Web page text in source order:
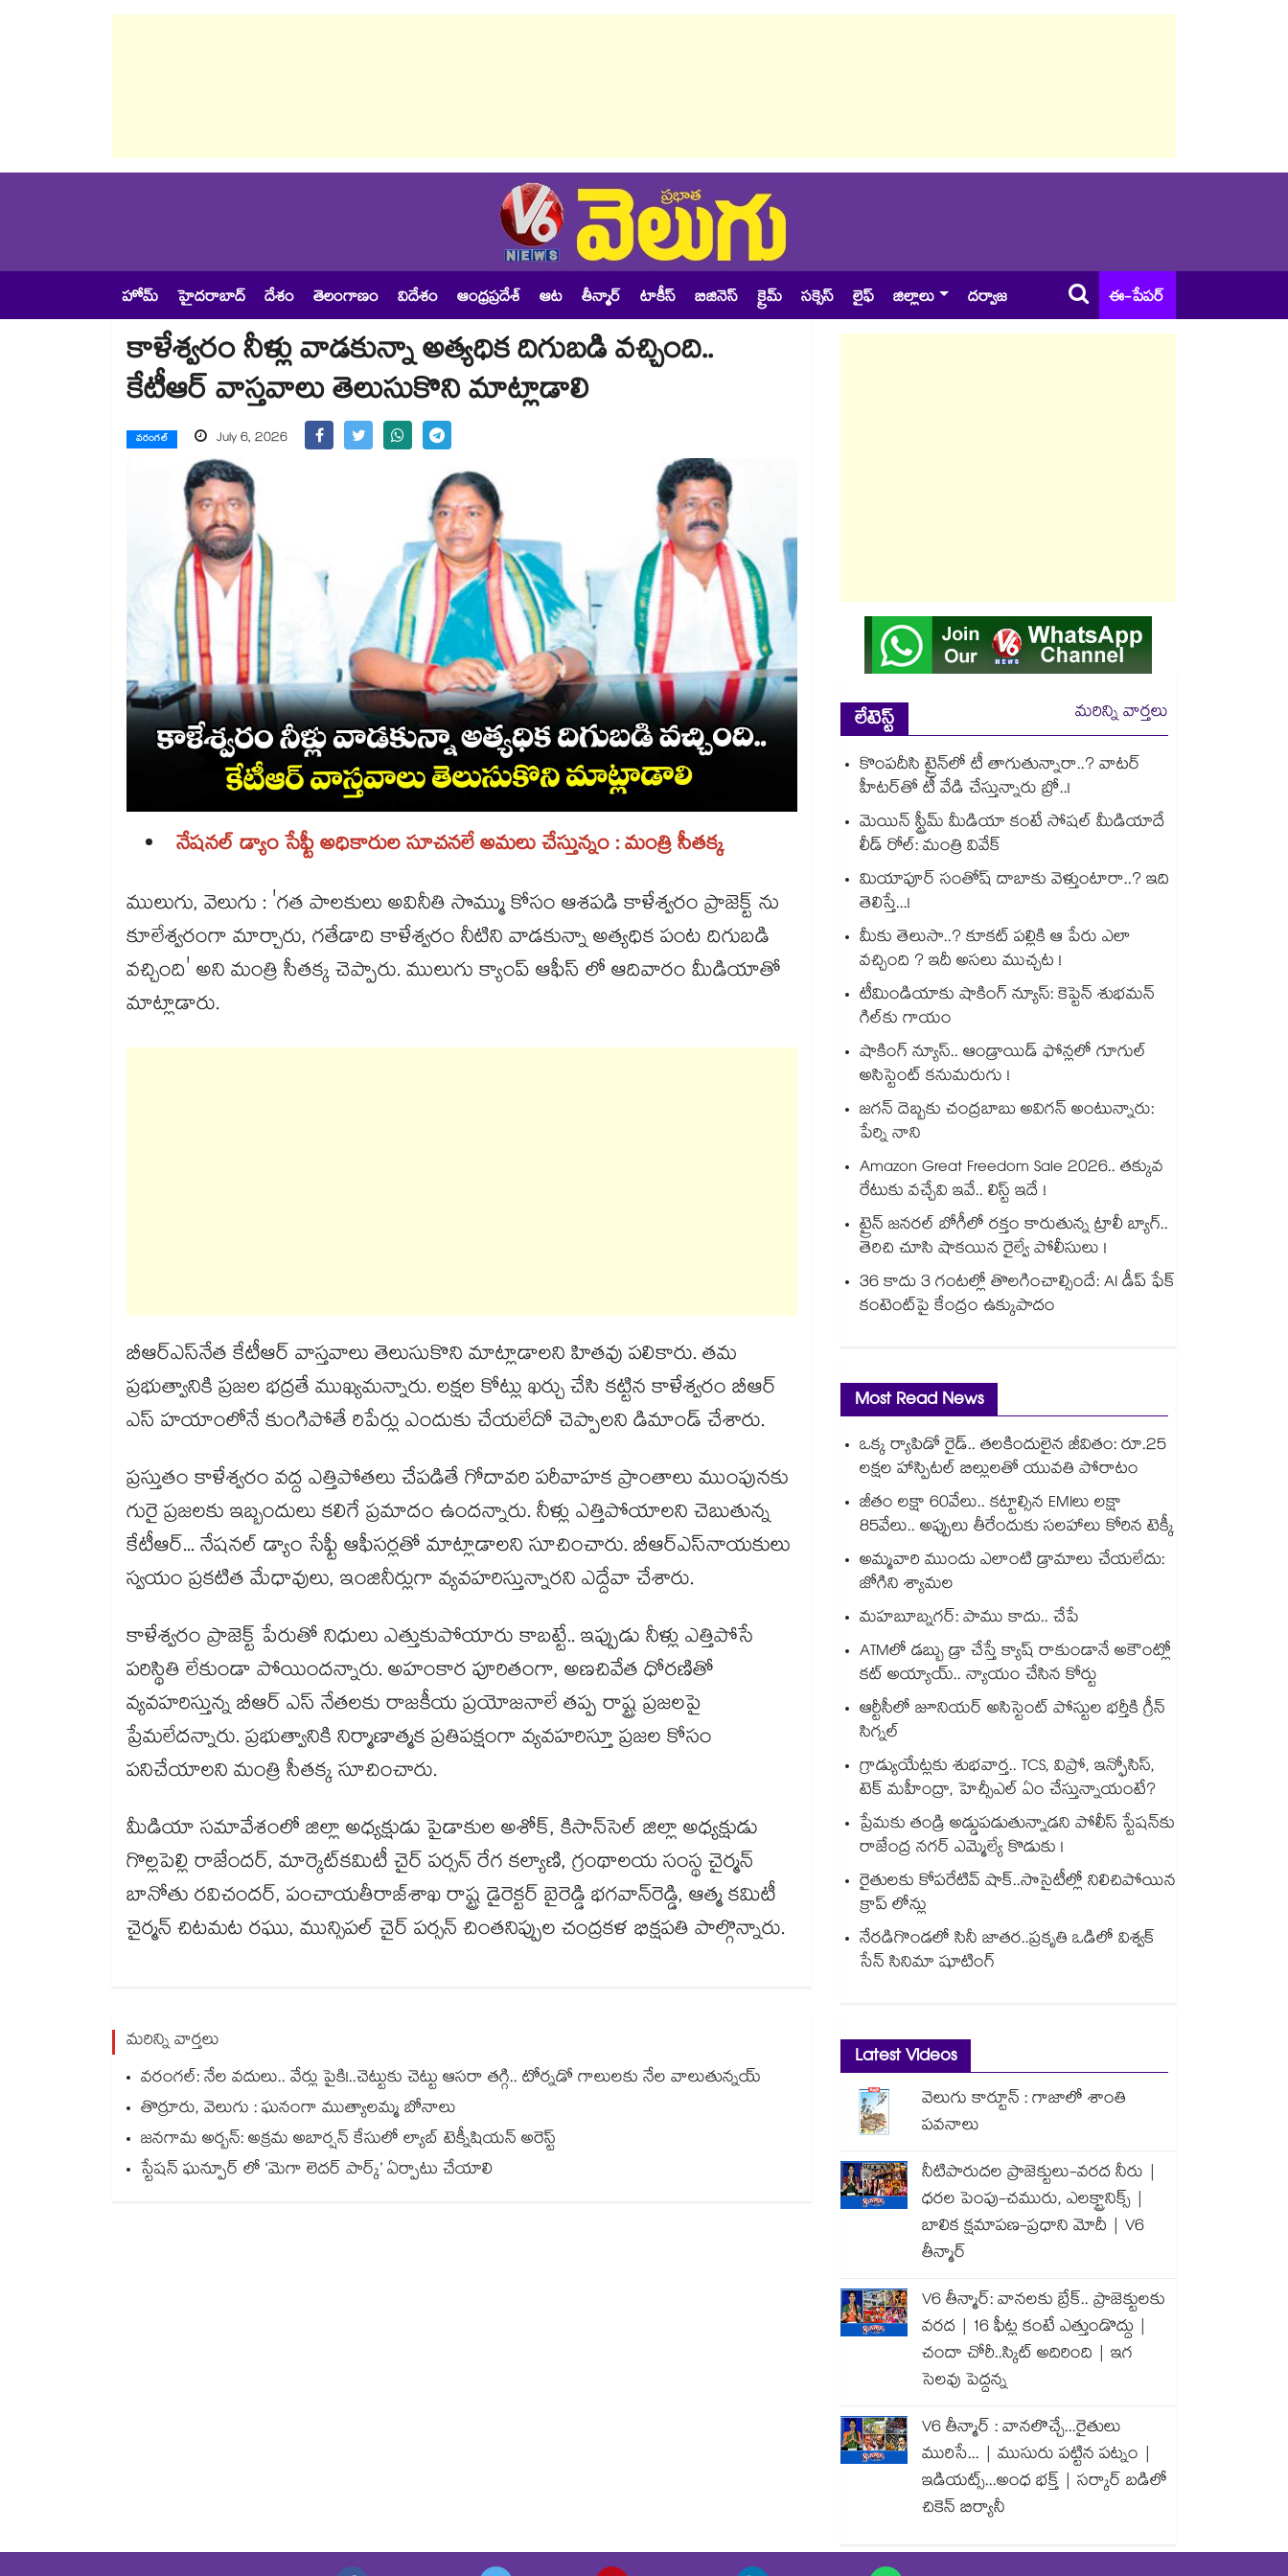
హోమ్ హైదరాబాద్ దేశం తెలంగాణం విదేశం ఆంధ్రప్రదేశ్ ఆట తీన్మార్ టాకీస్ బిజినెస్ క్రైమ్ సక్సెస్ లైఫ్ జిల్లాలు దర్వాజ ఈ-పేపర్
కాళేశ్వరం నీళ్లు వాడకున్నా అత్యధిక దిగుబడి వచ్చింది..
కేటీఆర్ వాస్తవాలు తెలుసుకొని మాట్లాడాలి
వరంగల్ July 6, 2026
నేషనల్​ డ్యాం సేఫ్టీ అధికారుల సూచనలే అమలు చేస్తున్నం : మంత్రి సీతక్క
ములుగు, వెలుగు : 'గత పాలకులు అవినీతి సొమ్ము కోసం ఆశపడి కాళేశ్వరం ప్రాజెక్ట్ ను
కూలేశ్వరంగా మార్చారు, గతేడాది కాళేశ్వరం నీటిని వాడకున్నా అత్యధిక పంట దిగుబడి
వచ్చింది' అని మంత్రి సీతక్క చెప్పారు. ములుగు క్యాంప్ ఆఫీస్ లో ఆదివారం మీడియాతో
మాట్లాడారు.
బీఆర్​ఎస్​నేత కేటీఆర్ వాస్తవాలు తెలుసుకొని మాట్లాడాలని హితవు పలికారు. తమ
ప్రభుత్వానికి ప్రజల భద్రతే ముఖ్యమన్నారు. లక్షల కోట్లు ఖర్చు చేసి కట్టిన కాళేశ్వరం బీఆర్
ఎస్ హయాంలోనే కుంగిపోతే రిపేర్లు ఎందుకు చేయలేదో చెప్పాలని డిమాండ్ చేశారు.
ప్రస్తుతం కాళేశ్వరం వద్ద ఎత్తిపోతలు చేపడితే గోదావరి పరీవాహక ప్రాంతాలు ముంపునకు
గురై ప్రజలకు ఇబ్బందులు కలిగే ప్రమాదం ఉందన్నారు. నీళ్లు ఎత్తిపోయాలని చెబుతున్న
కేటీఆర్... నేషనల్ డ్యాం సేఫ్టీ ఆఫీసర్లతో మాట్లాడాలని సూచించారు. బీఆర్​ఎస్​నాయకులు
స్వయం ప్రకటిత మేధావులు, ఇంజినీర్లుగా వ్యవహరిస్తున్నారని ఎద్దేవా చేశారు.
కాళేశ్వరం ప్రాజెక్ట్ పేరుతో నిధులు ఎత్తుకుపోయారు కాబట్టే.. ఇప్పుడు నీళ్లు ఎత్తిపోసే
పరిస్థితి లేకుండా పోయిందన్నారు. అహంకార పూరితంగా, అణచివేత ధోరణితో
వ్యవహరిస్తున్న బీఆర్ ఎస్ నేతలకు రాజకీయ ప్రయోజనాలే తప్ప రాష్ట్ర ప్రజలపై
ప్రేమలేదన్నారు. ప్రభుత్వానికి నిర్మాణాత్మక ప్రతిపక్షంగా వ్యవహరిస్తూ ప్రజల కోసం
పనిచేయాలని మంత్రి సీతక్క సూచించారు.
మీడియా సమావేశంలో జిల్లా అధ్యక్షుడు పైడాకుల అశోక్​, కిసాన్​సెల్ జిల్లా అధ్యక్షుడు
గొల్లపెల్లి రాజేందర్, మార్కెట్​కమిటీ చైర్ పర్సన్ రేగ కల్యాణి, గ్రంథాలయ సంస్థ చైర్మన్
బానోతు రవిచందర్, పంచాయతీరాజ్​శాఖ రాష్ట్ర డైరెక్టర్ బైరెడ్డి భగవాన్​రెడ్డి, ఆత్మ కమిటీ
చైర్మన్ చిటమట రఘు, మున్సిపల్ చైర్ పర్సన్ చింతనిప్పుల చంద్రకళ భిక్షపతి పాల్గొన్నారు.
మరిన్ని వార్తలు
వరంగల్‍: నేల వదులు.. వేర్లు పైకి!..చెట్టుకు చెట్టు ఆసరా తగ్గి.. టోర్నడో గాలులకు నేల వాలుతున్నయ్
తొర్రూరు, వెలుగు : ఘనంగా ముత్యాలమ్మ బోనాలు
జనగామ అర్బన్: అక్రమ అబార్షన్ కేసులో ల్యాబ్ టెక్నీషియన్ అరెస్ట్
స్టేషన్ ఘన్పూర్ లో ‘మెగా లెదర్ పార్క్’ ఏర్పాటు చేయాలి
లేటెస్ట్
మరిన్ని వార్తలు
కొంపదీసి ట్రైన్⁬లో టీ తాగుతున్నారా..? వాటర్
హీటర్⁭⁭తో టీ వేడి చేస్తున్నారు బ్రో..!
మెయిన్ స్ట్రీమ్ మీడియా కంటే సోషల్ మీడియాదే
లీడ్ రోల్: మంత్రి వివేక్
మియాపూర్ సంతోష్ దాబాకు వెళ్తుంటారా..? ఇది
తెలిస్తే...!
మీకు తెలుసా..? కూకట్ పల్లికి ఆ పేరు ఎలా
వచ్చింది ? ఇదీ అసలు ముచ్చట !
టీమిండియాకు షాకింగ్ న్యూస్: కెప్టెన్ శుభమన్
గిల్‎కు గాయం
షాకింగ్ న్యూస్.. ఆండ్రాయిడ్ ఫోన్లలో గూగుల్
అసిస్టెంట్ కనుమరుగు !
జగన్ దెబ్బకు చంద్రబాబు అవిగన్ అంటున్నారు:
పేర్ని నాని
Amazon Great Freedom Sale 2026.. తక్కువ
రేటుకు వచ్చేవి ఇవే.. లిస్ట్ ఇదే !
ట్రైన్ జనరల్ బోగీలో రక్తం కారుతున్న ట్రాలీ బ్యాగ్..
తెరిచి చూసి షాకయిన రైల్వే పోలీసులు !
36 కాదు 3 గంటల్లో తొలగించాల్సిందే: AI డీప్ ఫేక్
కంటెంట్‎పై కేంద్రం ఉక్కుపాదం
Most Read News
ఒక్క ర్యాపిడో రైడ్.. తలకిందులైన జీవితం: రూ.25
లక్షల హాస్పిటల్ బిల్లులతో యువతి పోరాటం
జీతం లక్షా 60వేలు.. కట్టాల్సిన EMIలు లక్షా
85వేలు.. అప్పులు తీరేందుకు సలహాలు కోరిన టెక్కీ
అమ్మవారి ముందు ఎలాంటి డ్రామాలు చేయలేదు:
జోగిని శ్యామల
మహబూబ్నగర్: పాము కాదు.. చేపే
ATMలో డబ్బు డ్రా చేస్తే క్యాష్ రాకుండానే అకౌంట్లో
కట్ అయ్యాయ్.. న్యాయం చేసిన కోర్టు
ఆర్టీసీలో జూనియర్ అసిస్టెంట్‌‌ పోస్టుల భర్తీకి గ్రీన్‌‌
సిగ్నల్
గ్రాడ్యుయేట్లకు శుభవార్త.. TCS, విప్రో, ఇన్ఫోసిస్,
టెక్ మహీంద్రా, హెచ్సీఎల్ ఏం చేస్తున్నాయంటే?
ప్రేమకు తండ్రి అడ్డుపడుతున్నాడని పోలీస్ స్టేషన్⁪కు
రాజేంద్ర నగర్ ఎమ్మెల్యే కొడుకు !
రైతులకు కోపరేటివ్ షాక్..సొసైటీల్లో నిలిచిపోయిన
క్రాప్ లోన్లు
నేరడిగొండలో సినీ జాతర..ప్రకృతి ఒడిలో విశ్వక్
సేన్ సినిమా షూటింగ్
Latest Videos
వెలుగు కార్టూన్ : గాజాలో శాంతి
పవనాలు
నీటిపారుదల ప్రాజెక్టులు-వరద నీరు |
ధరల పెంపు-చమురు, ఎలక్ట్రానిక్స్ |
బాలిక క్షమాపణ-ప్రధాని మోదీ | V6
తీన్మార్
V6 తీన్మార్: వానలకు బ్రేక్.. ప్రాజెక్టులకు
వరద | 16 ఫీట్ల కంటే ఎత్తుండొద్దు |
చందా చోరీ..స్కిట్ అదిరింది | ఇగ
సెలవు పెద్దన్న
V6 తీన్మార్ : వానలొచ్చే...రైతులు
మురిసే... | ముసురు పట్టిన పట్నం |
ఇడియట్స్...అంధ భక్త్ | సర్కార్ బడిలో
చికెన్ బిర్యానీ